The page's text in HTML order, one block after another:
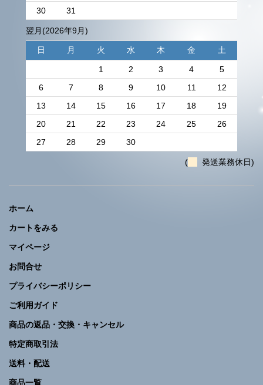
30
31
翌月(2026年9月)
日 月 火 水 木 金 土
1 2 3 4
5
6
7 8 9 10 11
12
13
14 15 16 17 18
19
20
21 22 23 24 25
26
27
28 29 30
( 発送業務休日)
ホーム
カートをみる
マイページ
お問合せ
プライバシーポリシー
ご利用ガイド
商品の返品・交換・キャンセル
特定商取引法
送料・配送
商品一覧